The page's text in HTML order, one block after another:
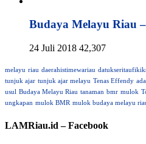
Budaya Melayu Riau
24 Juli 2018 42,307
melayu riau daerahistimewariau
tunjuk ajar tunjuk ajar melayu Tenas Effendy
usul Budaya Melayu Riau tanaman bmr mulok
ungkapan mulok BMR mulok budaya melayu
LAMRiau.id – Facebook